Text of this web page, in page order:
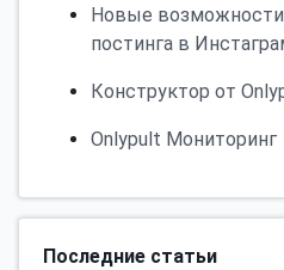
Новые
постинга в
Конструктор от
Onlypult Мониторинг
Последние статьи